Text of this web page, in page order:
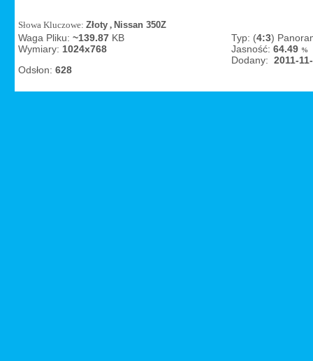
Słowa Kluczowe: Złoty , Nissan 350Z
Waga Pliku: ~139.87 KB
Wymiary: 1024x768
Typ: (4:3)
Jasność: 64.49 %
Odsłon: 628
Dodany: 2011-